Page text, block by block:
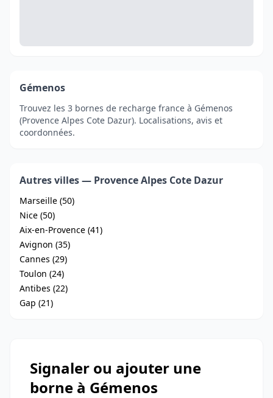
Gémenos
Trouvez les 3 bornes de recharge france à Gémenos
(Provence Alpes Cote Dazur). Localisations, avis et
coordonnées.
Autres villes — Provence Alpes Cote Dazur
Marseille (50)
Nice (50)
Aix-en-Provence (41)
Avignon (35)
Cannes (29)
Toulon (24)
Antibes (22)
Gap (21)
Signaler ou ajouter une
borne à Gémenos